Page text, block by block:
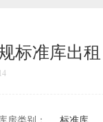
标准库出租